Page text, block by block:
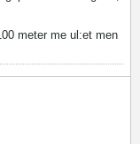
meter me ul:et men